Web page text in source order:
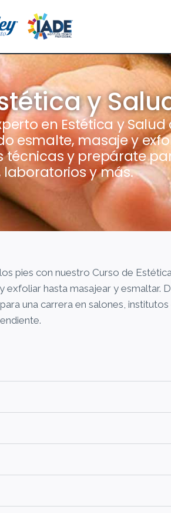
y
en Estética y
esmalte, masaje y
técnicas y prepárate
laboratorios y más.
pies con nuestro Curso de
hasta masajear y esmaltar.
una carrera en salones,